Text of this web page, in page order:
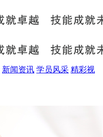
新闻资讯 学员风采 精彩视